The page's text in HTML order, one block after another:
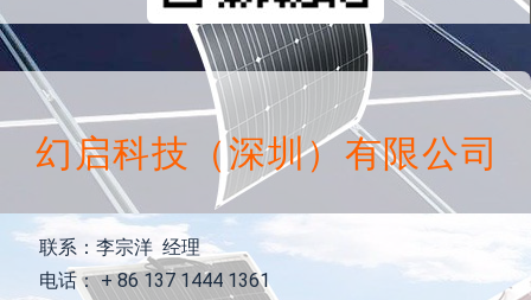
幻启科技（深圳）有限公司
联系：李宗洋 经理
电话： + 86 137 1444 1361